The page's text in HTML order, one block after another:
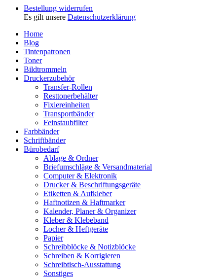
Bestellung widerrufen
Es gilt unsere Datenschutzerklärung
Home
Blog
Tintenpatronen
Toner
Bildtrommeln
Druckerzubehör
Transfer-Rollen
Resttonerbehälter
Fixiereinheiten
Transportbänder
Feinstaubfilter
Farbbänder
Schriftbänder
Bürobedarf
Ablage & Ordner
Briefumschläge & Versandmaterial
Computer & Elektronik
Drucker & Beschriftungsgeräte
Etiketten & Aufkleber
Haftnotizen & Haftmarker
Kalender, Planer & Organizer
Kleber & Klebeband
Locher & Heftgeräte
Papier
Schreibblöcke & Notizblöcke
Schreiben & Korrigieren
Schreibtisch-Ausstattung
Sonstiges